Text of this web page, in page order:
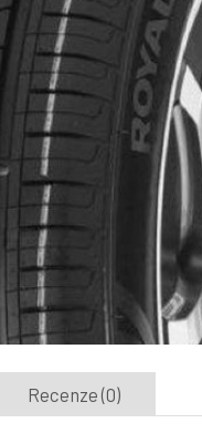
Recenze (0)